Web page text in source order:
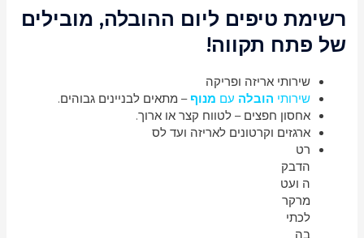
רשימת טיפים ליום ההובלה, מובילים
של פתח תקווה!
שירותי אריזה ופריקה
שירותי הובלה עם מנוף – מתאים לבניינים גבוהים.
אחסון חפצים – לטווח קצר או ארוך.
ארגזים וקרטונים לאריזה ועד לס
רט
הדבק
ה ועט
מרקר
לכתי
בה